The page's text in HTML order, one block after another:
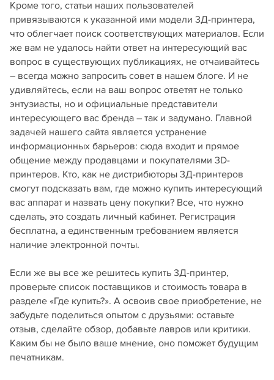
Кроме того, статьи наших пользователей
привязываются к указанной ими модели 3Д-принтера,
что облегчает поиск соответствующих материалов. Если
же вам не удалось найти ответ на интересующий вас
вопрос в существующих публикациях, не отчаивайтесь
– всегда можно запросить совет в нашем блоге. И не
удивляйтесь, если на ваш вопрос ответят не только
энтузиасты, но и официальные представители
интересующего вас бренда – так и задумано. Главной
задачей нашего сайта является устранение
информационных барьеров: сюда входит и прямое
общение между продавцами и покупателями 3D-
принтеров. Кто, как не дистрибюторы 3Д-принтеров
смогут подсказать вам, где можно купить интересующий
вас аппарат и назвать цену покупки? Все, что нужно
сделать, это создать личный кабинет. Регистрация
бесплатна, а единственным требованием является
наличие электронной почты.
Если же вы все же решитесь купить 3Д-принтер,
проверьте список поставщиков и стоимость товара в
разделе «Где купить?». А освоив свое приобретение, не
забудьте поделиться опытом с друзьями: оставьте
отзыв, сделайте обзор, добавьте лавров или критики.
Каким бы не было ваше мнение, оно поможет будущим
печатникам.